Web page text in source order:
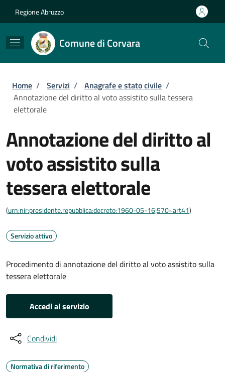
Regione Abruzzo
Comune di Corvara
Briciole di pane
Home / Servizi / Anagrafe e stato civile /
Annotazione del diritto al voto assistito sulla tessera
elettorale
Annotazione del diritto al
voto assistito sulla
tessera elettorale
(urn:nir:presidente.repubblica:decreto:1960-05-16;570~art41)
Servizio attivo
Procedimento di annotazione del diritto al voto assistito sulla
tessera elettorale
Accedi al servizio
Condividi
Normativa di riferimento